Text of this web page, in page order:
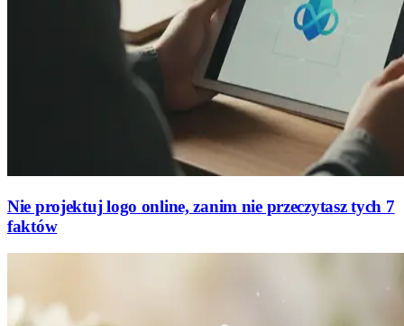
Nie projektuj logo online, zanim nie przeczytasz tych 7
faktów